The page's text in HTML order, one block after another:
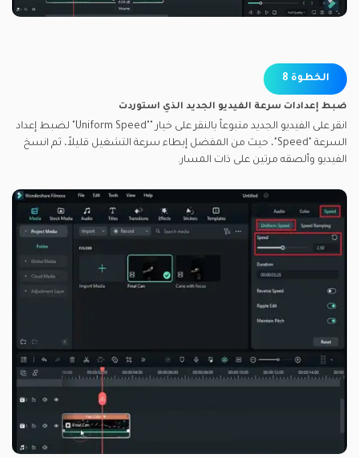
الخطوة 8
ضبط إعدادات سرعة الفيديو الجديد الذي استوردت
انقر على الفيديو الجديد متبوعاً بالنقر على خيار ""Uniform Speed" لضبط إعداد
السرعة "Speed"، حيث من المفضل إبطاء سرعة التشغيل قليلاً، ثم انسخ
الفيديو وألصقه مرتين على ذات المسار.